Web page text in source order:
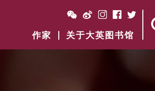
作家 关于大英图书馆